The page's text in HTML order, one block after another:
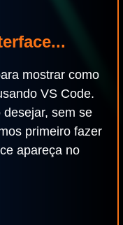
mostrar como
VS Code.
sem se
primeiro fazer
apareça no